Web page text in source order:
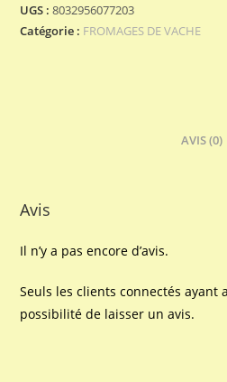
300GR
UGS :8032956077203
Catégorie : FROMAGES DE VACHE
AVIS (0)
Avis
Il n’y a pas encore d’avis.
Seuls les clients connectés ayant
possibilité de laisser un avis.